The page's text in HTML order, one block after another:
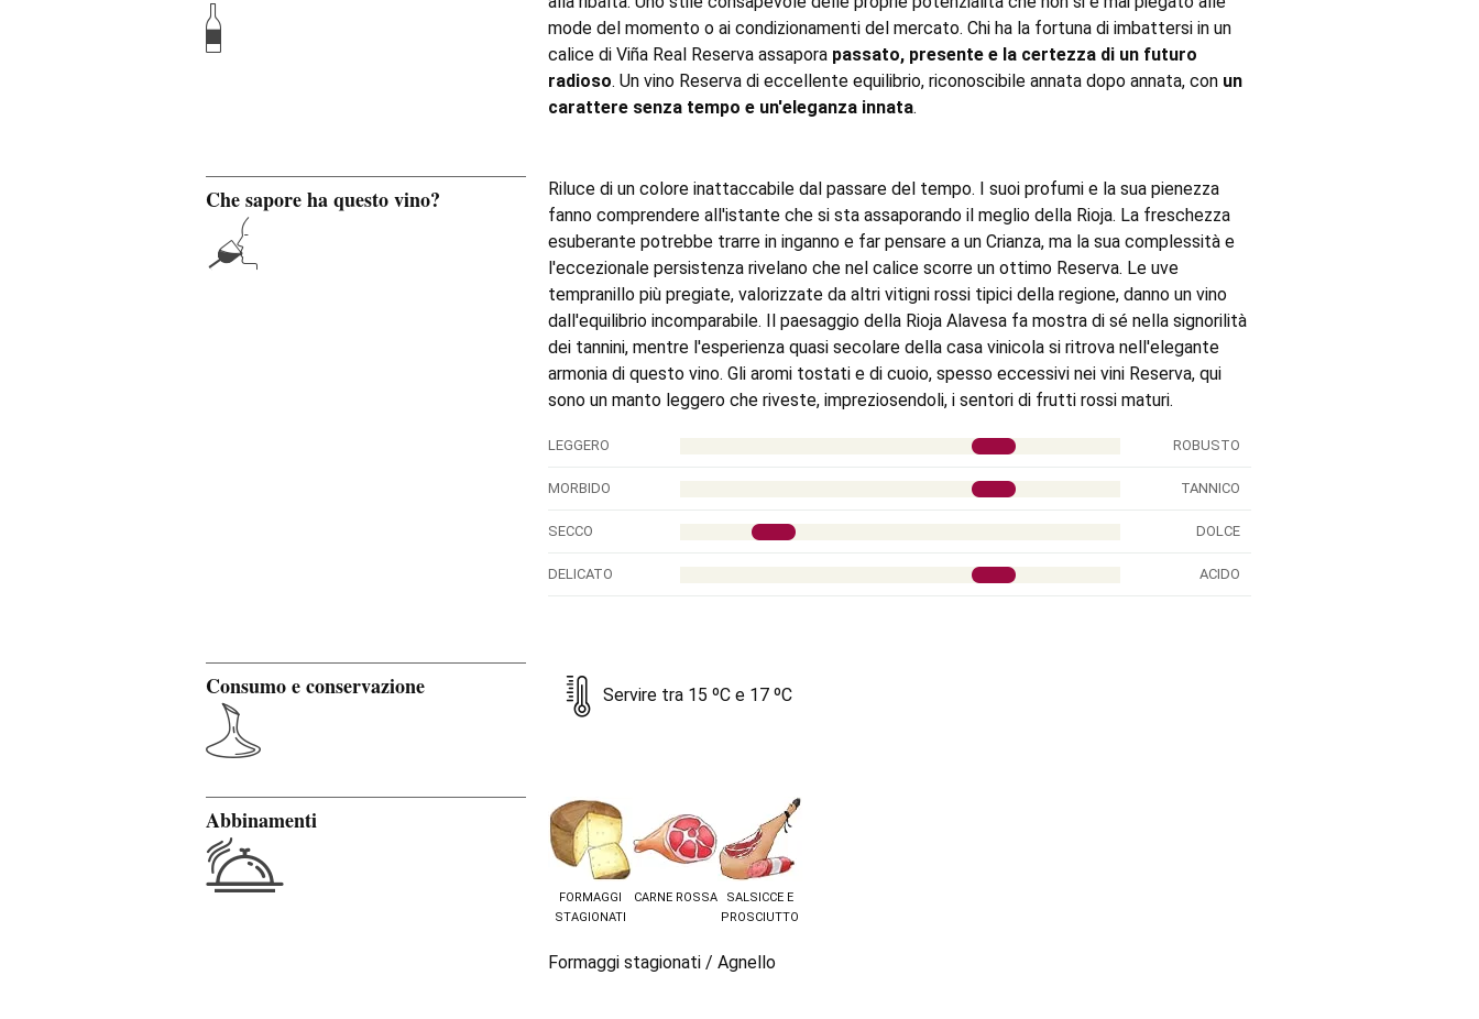
mode del momento o ai condizionamenti del mercato. Chi ha la fortuna di imbattersi in un
calice di Viña Real Reserva assapora passato, presente e la certezza di un futuro
radioso. Un vino Reserva di eccellente equilibrio, riconoscibile annata dopo annata, con un
carattere senza tempo e un'eleganza innata.
Che sapore ha questo vino?
Riluce di un colore inattaccabile dal passare del tempo. I suoi profumi e la sua pienezza
fanno comprendere all'istante che si sta assaporando il meglio della Rioja. La freschezza
esuberante potrebbe trarre in inganno e far pensare a un Crianza, ma la sua complessità e
l'eccezionale persistenza rivelano che nel calice scorre un ottimo Reserva. Le uve
tempranillo più pregiate, valorizzate da altri vitigni rossi tipici della regione, danno un vino
dall'equilibrio incomparabile. Il paesaggio della Rioja Alavesa fa mostra di sé nella signorilità
dei tannini, mentre l'esperienza quasi secolare della casa vinicola si ritrova nell'elegante
armonia di questo vino. Gli aromi tostati e di cuoio, spesso eccessivi nei vini Reserva, qui
sono un manto leggero che riveste, impreziosendoli, i sentori di frutti rossi maturi.
LEGGERO ROBUSTO
MORBIDO TANNICO
SECCO DOLCE
DELICATO ACIDO
Consumo e conservazione Servire tra 15 ºC e 17 ºC
Abbinamenti
FORMAGGI
STAGIONATI
CARNE ROSSA
SALSICCE E
PROSCIUTTO
Formaggi stagionati / Agnello